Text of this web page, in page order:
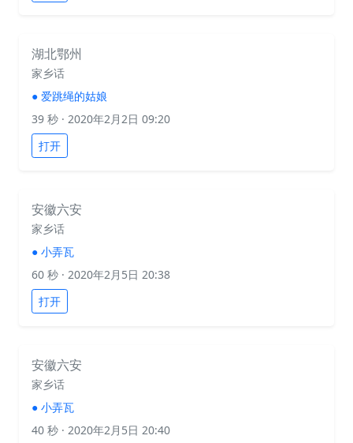
湖北鄂州
家乡话
● 爱跳绳的姑娘
39 秒 · 2020年2月2日 09:20
打开
安徽六安
家乡话
● 小弄瓦
60 秒 · 2020年2月5日 20:38
打开
安徽六安
家乡话
● 小弄瓦
40 秒 · 2020年2月5日 20:40